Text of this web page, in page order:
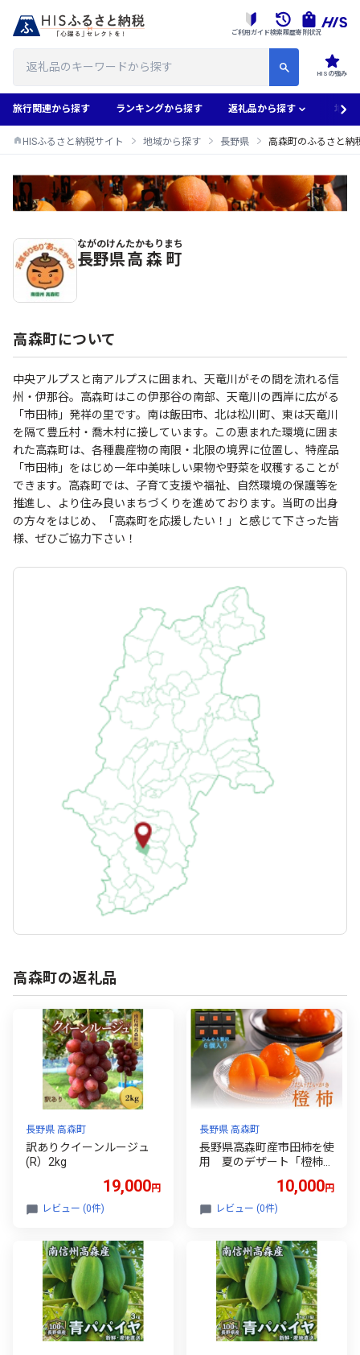
HISの強み
ご利用ガイド検索履歴寄附状況
旅行関連から探す ランキングから探す 返礼品から探す 地域
HISふるさと納税サイト 地域から探す 長野県 高森町のふるさと納
高森町のふるさと納税返礼品一覧
長野県
ながのけん
高森町
たかもりまち
高森町について
中央アルプスと南アルプスに囲まれ、天竜川がその間を流れる信
州・伊那谷。高森町はこの伊那谷の南部、天竜川の西岸に広がる
「市田柿」発祥の里です。南は飯田市、北は松川町、東は天竜川
を隔て豊丘村・喬木村に接しています。この恵まれた環境に囲ま
れた高森町は、各種農産物の南限・北限の境界に位置し、特産品
「市田柿」をはじめ一年中美味しい果物や野菜を収穫することが
できます。高森町では、子育て支援や福祉、自然環境の保護等を
推進し、より住み良いまちづくりを進めております。当町の出身
の方々をはじめ、「高森町を応援したい！」と感じて下さった皆
様、ぜひご協力下さい！
高森町の返礼品
長野県 高森町
訳ありクイーンルージュ
(R）2kg
19,000円
レビュー (0件)
長野県 高森町
長野県高森町産市田柿を使
用 夏のデザート「橙柿
（だいだいがき）」６個
信州 南信州 柿 干し柿 かき
高級 和菓子 天然スイーツ
甘味 戸田屋
10,000円
レビュー (0件)